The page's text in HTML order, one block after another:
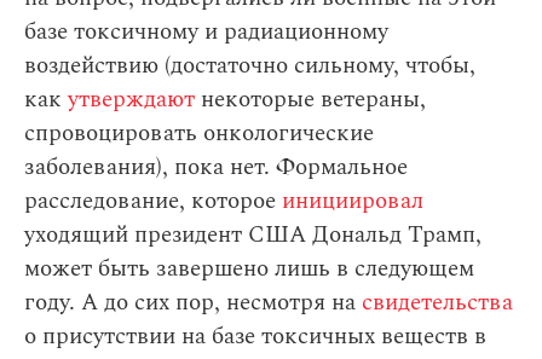
базе токсичному и радиационному
воздействию (достаточно сильному, чтобы,
какутверждают некоторые ветераны,
спровоцировать онкологические
заболевания), пока нет. Формальное
расследование, которое инициировал
уходящий президент США Дональд Трамп,
может быть завершено лишь в следующем
году. А до сих пор, несмотря на свидетельства
о присутствии на базе токсичных веществ в